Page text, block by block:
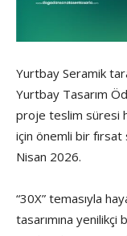
Yurtbay Seramik
Yurtbay Tasarım
proje teslim süresi
için önemli bir
Nisan 2026.
“30X” temasıyla
tasarımına yenilikçi